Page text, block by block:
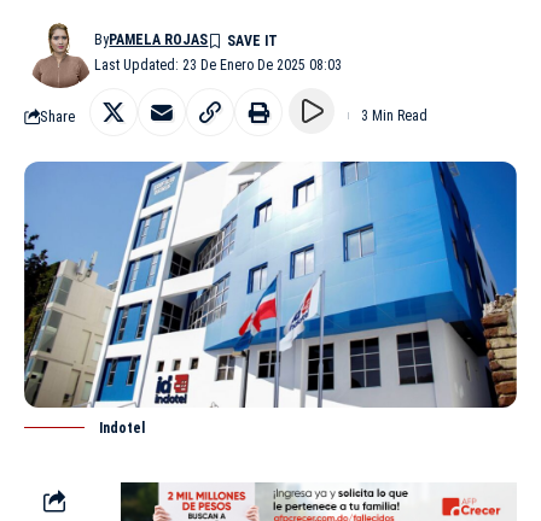
Last Updated: 23 De Enero De 2025 08:03
ByPAMELA ROJAS
Share 3 Min Read
Indotel